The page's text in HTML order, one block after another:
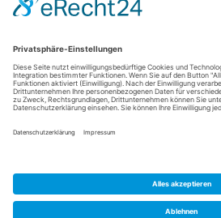
Atlantische Akademie Rheinland-Pfalz e.V.
67657 Kaiserslautern
FON 0631 36610-0
FAX 0631 36610-15
©2026 Atlantische Akademie Rheinland-
Datenschutzerklärung|AGB